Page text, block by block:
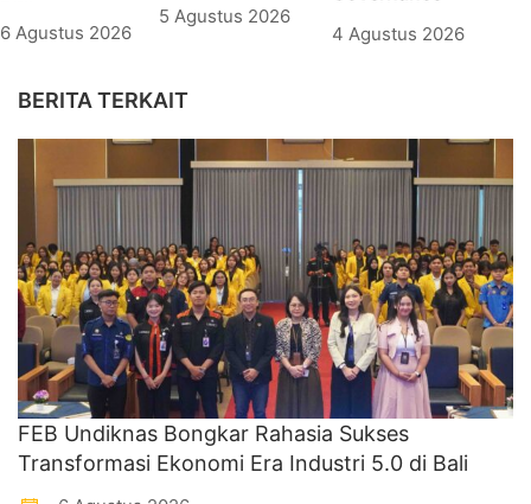
6 Agustus 2026
5 Agustus 2026
4 Agustus 2026
BERITA TERKAIT
FEB Undiknas Bongkar Rahasia Sukses
Transformasi Ekonomi Era Industri 5.0 di Bali